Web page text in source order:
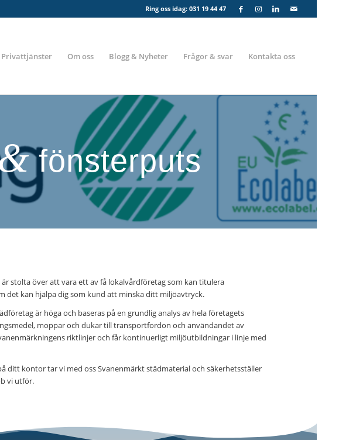
Ring oss idag: 031 19 44 47
Privattjänster Om oss Blogg & Nyheter Frågor & svar Kontakta oss
fönsterputs
är stolta över att vara ett av få lokalvårdföretag som kan titulera
det kan hjälpa dig som kund att minska ditt miljöavtryck.
är höga och baseras på en grundlig analys av hela företagets
moppar och dukar till transportfordon och användandet av
riktlinjer och får kontinuerligt miljöutbildningar i linje med
ditt kontor tar vi med oss Svanenmärkt städmaterial och säkerhetsställer
vi utför.